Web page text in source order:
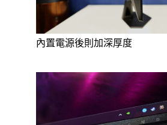
內置電源後則加深厚度